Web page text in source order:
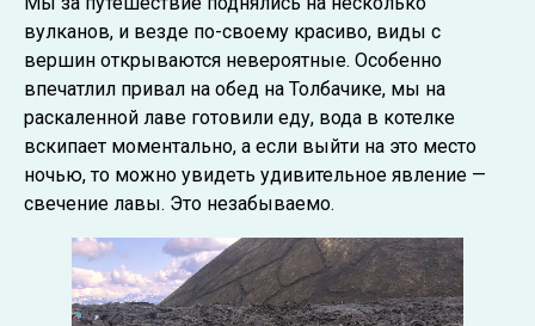
вулканов, и везде по-своему красиво, виды с
вершин открываются невероятные. Особенно
впечатлил привал на обед на Толбачике, мы на
раскаленной лаве готовили еду, вода в котелке
вскипает моментально, а если выйти на это место
ночью, то можно увидеть удивительное явление —
свечение лавы. Это незабываемо.